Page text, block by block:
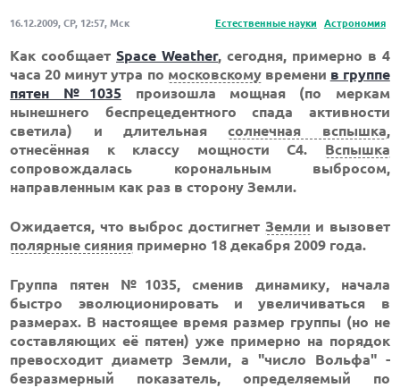
Естественные науки Астрономия
16.12.2009, СР, 12:57, Мск
Как сообщаетSpace Weather, сегодня, примерно в 4
часа 20 минут утра по московскомувремени в группе
пятен №1035 произошла мощная (по меркам
нынешнего беспрецедентного спада активности
светила) и длительнаясолнечная вспышка,
отнесённая к классу мощности С4. Вспышка
сопровождалась корональным выбросом,
направленным как раз в сторону Земли.
Ожидается, что выброс достигнет Земли и вызовет
полярные сияния примерно 18 декабря 2009 года.
Группа пятен №1035, сменив динамику, начала
быстро эволюционировать и увеличиваться в
размерах. В настоящее время размер группы (но не
составляющих её пятен) уже примерно на порядок
превосходит диаметр Земли, а "число Вольфа" -
безразмерный показатель, определяемый по